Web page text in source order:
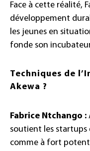
Face à cette réalité,
développement
les jeunes en
fonde son
Techniques de
Akewa ?
Fabrice Ntchango :
soutient les startups
comme à fort